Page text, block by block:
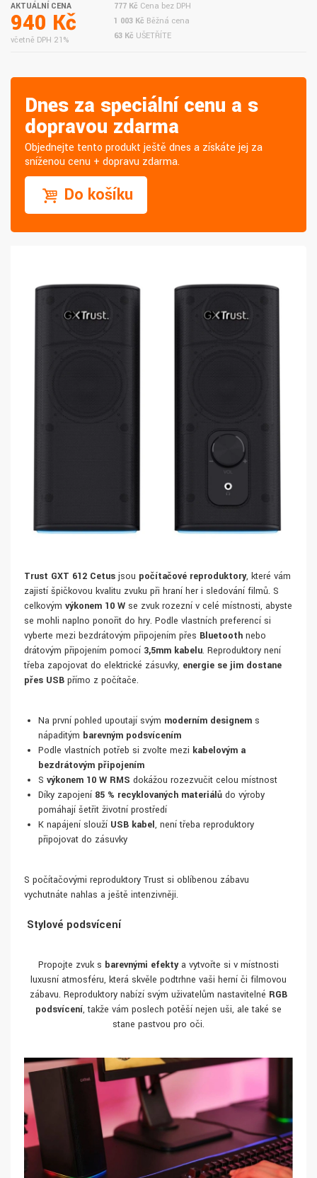
AKTUÁLNÍ CENA
940 Kč
včetně DPH 21%
777 Kč Cena bez DPH
1 003 Kč Běžná cena
63 Kč UŠETŘÍTE
Dnes za speciální cenu a s
dopravou zdarma
Objednejte tento produkt ještě dnes a získáte jej za
sníženou cenu + dopravu zdarma.
Do košíku
Trust GXT 612 Cetus jsou počítačové reproduktory, které vám
zajistí špičkovou kvalitu zvuku při hraní her i sledování filmů. S
celkovým výkonem 10 W se zvuk rozezní v celé místnosti, abyste
se mohli naplno ponořit do hry. Podle vlastních preferencí si
vyberte mezi bezdrátovým připojením přes Bluetooth nebo
drátovým připojením pomocí 3,5mm kabelu. Reproduktory není
třeba zapojovat do elektrické zásuvky, energie se jim dostane
přes USB přímo z počítače.
Na první pohled upoutají svým moderním designem s
nápaditým barevným podsvícením
Podle vlastních potřeb si zvolte mezi kabelovým a
bezdrátovým připojením
S výkonem 10 W RMS dokážou rozezvučit celou místnost
Díky zapojení 85 % recyklovaných materiálů do výroby
pomáhají šetřit životní prostředí
K napájení slouží USB kabel, není třeba reproduktory
připojovat do zásuvky
S počítačovými reproduktory Trust si oblíbenou zábavu
vychutnáte nahlas a ještě intenzivněji.
Stylové podsvícení
Propojte zvuk s barevnými efektya vytvořte si v místnosti
luxusní atmosféru, která skvěle podtrhne vaši herní či filmovou
zábavu. Reproduktory nabízí svým uživatelům nastavitelné RGB
podsvícení, takže vám poslech potěší nejen uši, ale také se
stane pastvou pro oči.